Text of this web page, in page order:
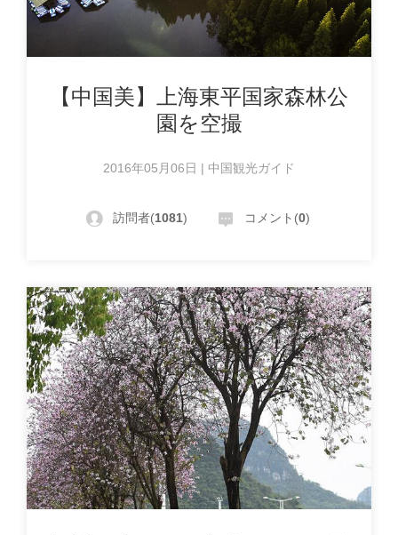
【中国美】上海東平国家森林公
園を空撮
2016年05月06日 | 中国観光ガイド
訪問者(1081) コメント(0)